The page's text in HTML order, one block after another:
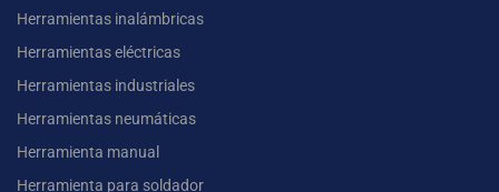
Herramientas inalámbricas
Herramientas eléctricas
Herramientas industriales
Herramientas neumáticas
Herramienta manual
Herramienta para soldador